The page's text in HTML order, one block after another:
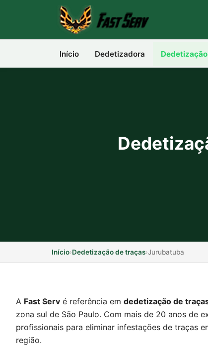
Início Dedetizadora
Início›Dedetização de traças›Jurubatuba
A Fast Serv é referência em dedetização de
zona sul de São Paulo. Com mais de 20 anos de
profissionais para eliminar infestações de traças
região.